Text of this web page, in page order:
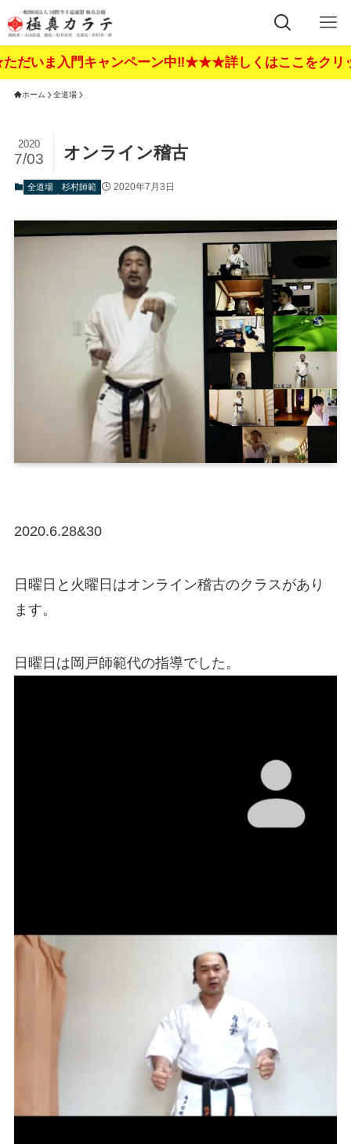
キャンペーン中‼︎★★★詳しくはここをクリック
ホーム 全道場
オンライン稽古
2020
7/03
全道場 杉村師範 2020年7月3日
2020.6.28&30
日曜日と火曜日はオンライン稽古のクラスがあり
ます。
日曜日は岡戸師範代の指導でした。